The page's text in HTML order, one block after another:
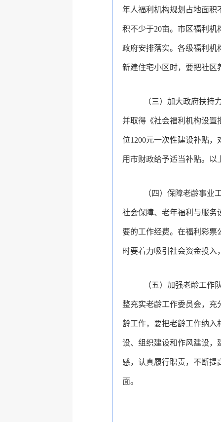
年人福利机构规划占地面积
积不少于20亩。市区福利
政府安排落实。各级福利机
新建住宅小区时，要把社区
（三） 加大政府扶持
并取得《社会福利机构设置
位1200元一次性建设补贴
用市财政给予适当补贴。 以
（四）保障老龄事业
社会保障、老年福利与服务
要的工作经费。在福利彩票
时要着力吸引社会资金投
（五）加强老龄工作
整充实老龄工作委员会，充
龄工作，要把老龄工作纳入
设、组织建设和作风建设，
感，认真履行职责，不断提
面。